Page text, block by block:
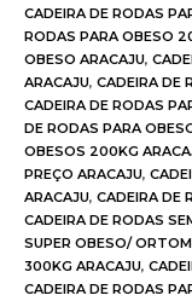
CADEIRA DE RODAS
RODAS PARA OBESO
OBESO ARACAJU,
ARACAJU, CADEIRA DE
CADEIRA DE RODAS
DE RODAS PARA
OBESOS 200KG
PREÇO ARACAJU,
ARACAJU, CADEIRA DE
CADEIRA DE RODAS
SUPER OBESO/
300KG ARACAJU,
CADEIRA DE RODAS